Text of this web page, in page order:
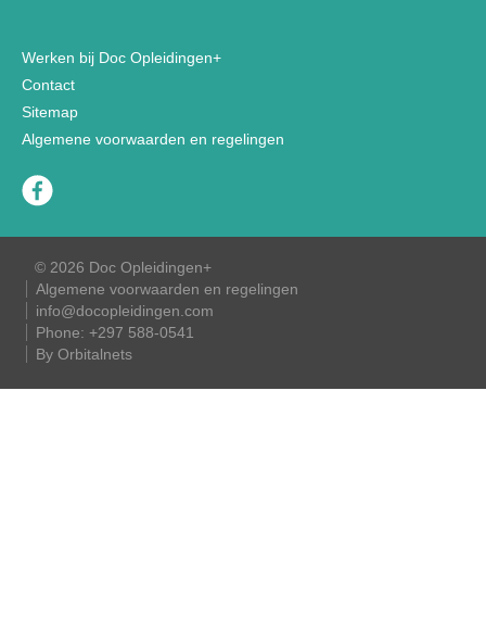
Werken bij Doc Opleidingen+
Contact
Sitemap
Algemene voorwaarden en regelingen
© 2026 Doc Opleidingen+
Algemene voorwaarden en regelingen
info@docopleidingen.com
Phone: +297 588-0541
By Orbitalnets